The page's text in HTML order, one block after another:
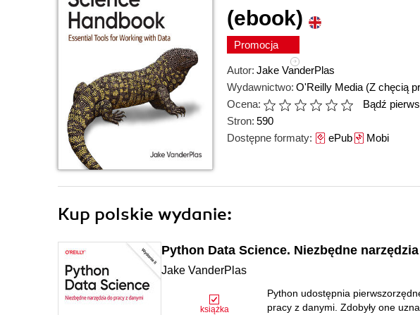
(ebook)
Promocja
Autor: Jake VanderPlas
Wydawnictwo: O'Reilly Media (Z chęcią
Ocena:
Bądź
Stron: 590
Dostępne formaty: ePubMobi
Kup polskie wydanie:
Python Data Science. Niezbędne
Jake VanderPlas
książka
Python udostępnia
pracy z danymi. Zdobyły one